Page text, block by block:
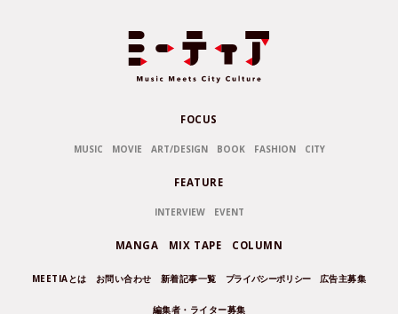
FOCUS
MUSIC MOVIE ART/DESIGN BOOK FASHION CITY
FEATURE
INTERVIEW EVENT
MANGA MIX TAPE COLUMN
MEETIAとは お問い合わせ 新着記事一覧 プライバシーポリシー 広告主募集
編集者・ライター募集